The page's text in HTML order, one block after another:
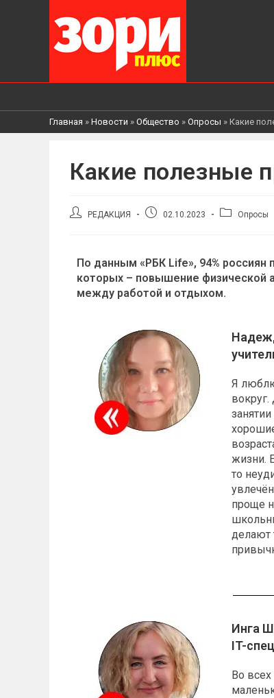
Главная » Новости » Общество » Опросы » Какие
Какие полезные
РЕДАКЦИЯ 02.10.2023 Опросы
По данным «РБК Life», 94%
которых – повышение физической
между работой и отдыхом.
Я
жизни.
то
проще
делают
Инга
IT-
Во